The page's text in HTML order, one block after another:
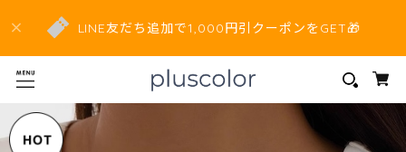
LINE友だち追加で1,000円引クーポンをGET🎁